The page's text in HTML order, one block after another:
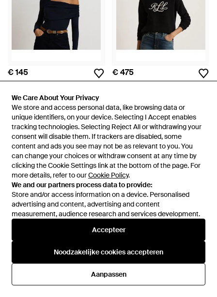
We Care About Your Privacy
We store and access personal data, like browsing data or
unique identifiers, on your device. Selecting I Accept enables
tracking technologies. Selecting Reject All or withdrawing your
consent will disable them. If trackers are disabled, some
content and ads you see may not be as relevant to you. You
can change your choices or withdraw consent at any time by
clicking the Cookie Settings link at the bottom of the page. For
more details, refer to ourCookie Policy.
We and our partners process data to provide:
Store and/or access information on a device. Personalised
advertising and content, advertising and content
measurement, audience research and services development.
Accepteer
Noodzakelijke cookies accepteren
Aanpassen
We Care About Your Privacy
We store and access personal data, like browsing data or
unique identifiers, on your device. Selecting I Accept enables
tracking technologies. Selecting Reject All or withdrawing your
consent will disable them. If trackers are disabled, some
content and ads you see may not be as relevant to you. You
can change your choices or withdraw consent at any time by
clicking the Cookie Settings link at the bottom of the page. For
more details, refer to ourCookie Policy.
We and our partners process data to provide:
Store and/or access information on a device. Personalised
advertising and content, advertising and content
measurement, audience research and services development.
Accepteer
Noodzakelijke cookies accepteren
Aanpassen
€ 145
Ralph Lauren
Jersey Top Met Een Blote
Schouder - Zwart
VanRalph Lauren
€ 475
Ralph Lauren
Logo - Zwart
Van Ralph Lauren
€ 475
Kasjmier Trui Met Turtleneck En
Ralph Lauren
Boxershorts Classic Trunk-3
Pack - Blauw
Van